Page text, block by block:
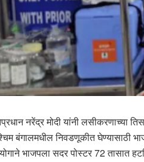
नरेंद्र मोदी यांनी लसीकरणाच्या
बंगालमधील निवडणूकीत घेण्यासाठी
भाजपला सदर पोस्टर 72 तासात